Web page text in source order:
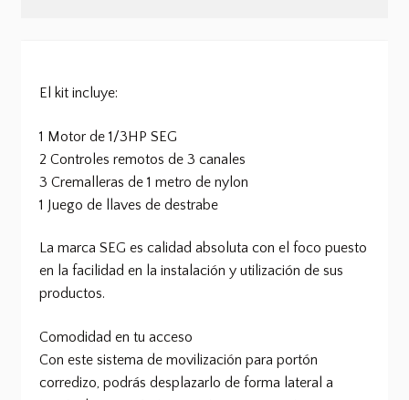
El kit incluye:
1 Motor de 1/3HP SEG
2 Controles remotos de 3 canales
3 Cremalleras de 1 metro de nylon
1 Juego de llaves de destrabe
La marca SEG es calidad absoluta con el foco puesto
en la facilidad en la instalación y utilización de sus
productos.
Comodidad en tu acceso
Con este sistema de movilización para portón
corredizo, podrás desplazarlo de forma lateral a